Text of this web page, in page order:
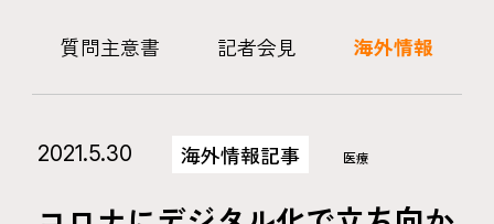
質問主意書 記者会見 海外情報
2021.5.30 海外情報記事 医療